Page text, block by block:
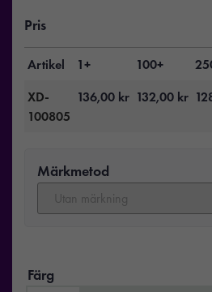
Pris
Artikel 1+ 100+
XD-
100805
136,00 kr 132,00 kr
Märkmetod
Färg